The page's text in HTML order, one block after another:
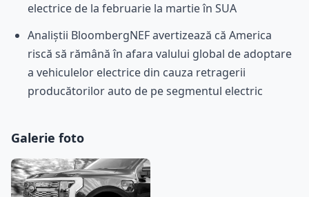
electrice de la februarie la martie în SUA
Analiștii BloombergNEF avertizează că America
riscă să rămână în afara valului global de adoptare
a vehiculelor electrice din cauza retragerii
producătorilor auto de pe segmentul electric
Galerie foto